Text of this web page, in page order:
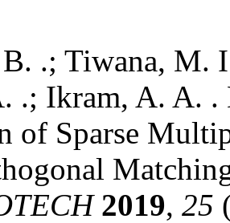
.; Tiwana, M.
.; Ikram, A. A.
of Sparse
2019, 25